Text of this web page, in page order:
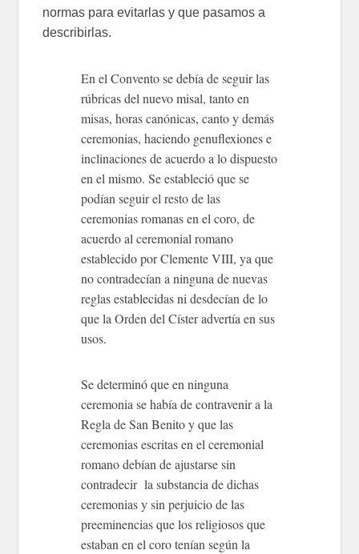
normas para evitarlas y que pasamos a
describirlas.
En el Convento se debía de seguir las
rúbricas del nuevo misal, tanto en
misas, horas canónicas, canto y demás
ceremonias, haciendo genuflexiones e
inclinaciones de acuerdo a lo dispuesto
en el mismo. Se estableció que se
podían seguir el resto de las
ceremonias romanas en el coro, de
acuerdo al ceremonial romano
establecido por Clemente VIII, ya que
no contradecían a ninguna de nuevas
reglas establecidas ni desdecían de lo
que la Orden del Císter advertía en sus
usos.
Se determinó que en ninguna
ceremonia se había de contravenir a la
Regla de San Benito y que las
ceremonias escritas en el ceremonial
romano debían de ajustarse sin
contradecir la substancia de dichas
ceremonias y sin perjuicio de las
preeminencias que los religiosos que
estaban en el coro tenían según la